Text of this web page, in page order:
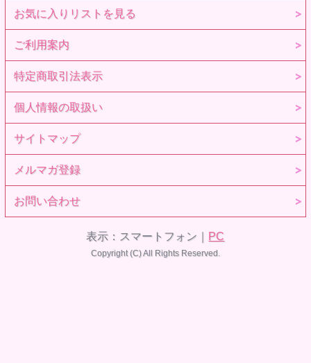
お気に入りリストを見る
ご利用案内
特定商取引法表示
個人情報の取扱い
サイトマップ
メルマガ登録
お問い合わせ
表示：スマートフォン｜ PC
Copyright (C) All Rights Reserved.